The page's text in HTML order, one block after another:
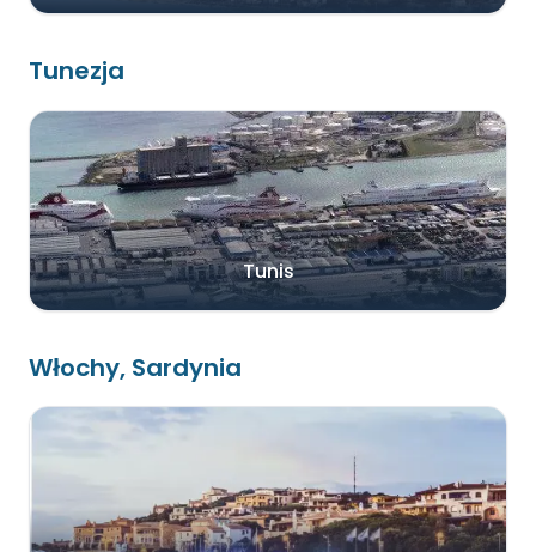
Tunezja
Tunis
Włochy, Sardynia